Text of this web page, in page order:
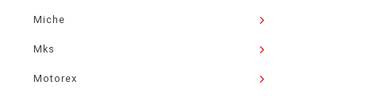
Miche
Mks
Motorex